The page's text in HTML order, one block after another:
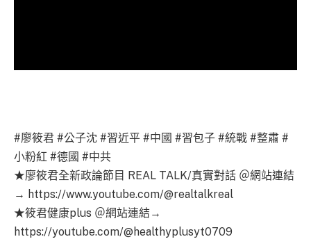
#廖筱君 #公子沈 #習近平 #中國 #習包子 #統戰 #整肅 #
小粉紅 #德國 #中共
★廖筱君全新政論節目 REAL TALK/真實對話 ＠網站連結
→ https://www.youtube.com/@realtalkreal
★筱君健康plus ＠網站連結→
https://youtube.com/@healthyplusyt0709